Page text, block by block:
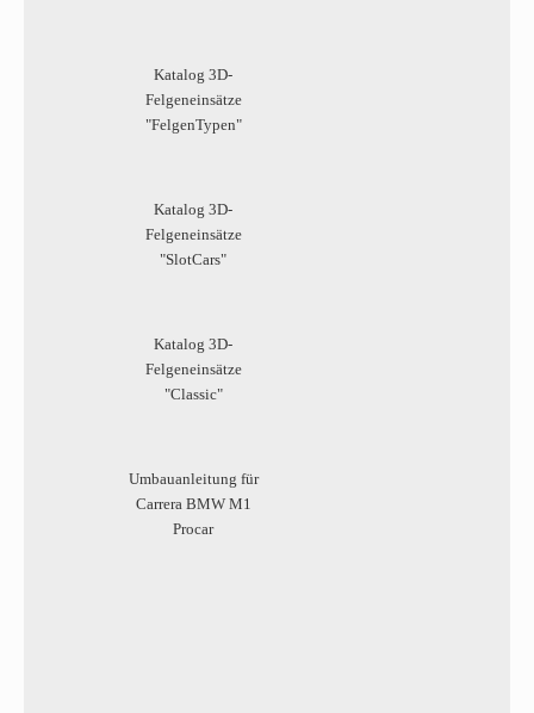
Katalog 3D-
Felgeneinsätze
"FelgenTypen"
Katalog 3D-
Felgeneinsätze
"SlotCars"
Katalog 3D-
Felgeneinsätze
"Classic"
Umbauanleitung für
Carrera BMW M1
Procar